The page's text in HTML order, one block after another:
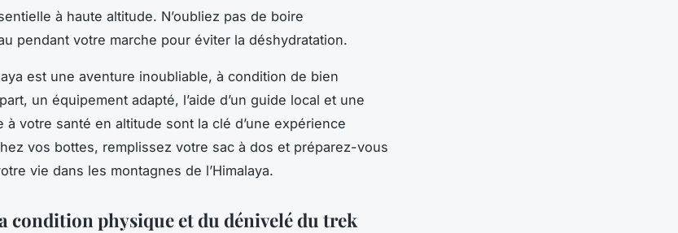
à haute altitude. N’oubliez pas de boire
pendant votre marche pour éviter la déshydratation.
est une aventure inoubliable, à condition de bien
un équipement adapté, l’aide d’un guide local et une
à votre santé en altitude sont la clé d’une expérience
vos bottes, remplissez votre sac à dos et préparez-vous
vie dans les montagnes de l’Himalaya.
condition physique et du dénivelé du trek